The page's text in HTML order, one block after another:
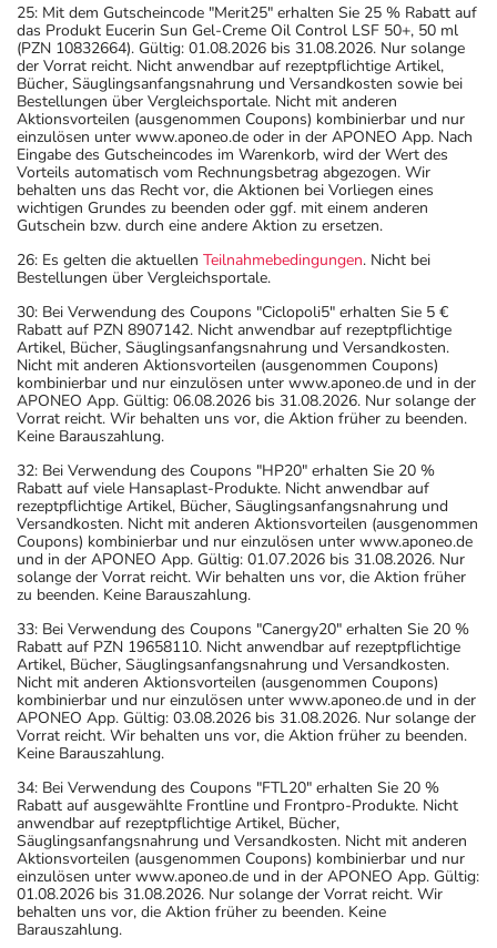
25: Mit dem Gutscheincode "Merit25" erhalten Sie 25 % Rabatt auf
das Produkt Eucerin Sun Gel-Creme Oil Control LSF 50+, 50 ml
(PZN 10832664). Gültig: 01.08.2026 bis 31.08.2026. Nur solange
der Vorrat reicht. Nicht anwendbar auf rezeptpflichtige Artikel,
Bücher, Säuglingsanfangsnahrung und Versandkosten sowie bei
Bestellungen über Vergleichsportale. Nicht mit anderen
Aktionsvorteilen (ausgenommen Coupons) kombinierbar und nur
einzulösen unter www.aponeo.de oder in der APONEO App. Nach
Eingabe des Gutscheincodes im Warenkorb, wird der Wert des
Vorteils automatisch vom Rechnungsbetrag abgezogen. Wir
behalten uns das Recht vor, die Aktionen bei Vorliegen eines
wichtigen Grundes zu beenden oder ggf. mit einem anderen
Gutschein bzw. durch eine andere Aktion zu ersetzen.
26: Es gelten die aktuellen Teilnahmebedingungen. Nicht bei
Bestellungen über Vergleichsportale.
30: Bei Verwendung des Coupons "Ciclopoli5" erhalten Sie 5 €
Rabatt auf PZN 8907142. Nicht anwendbar auf rezeptpflichtige
Artikel, Bücher, Säuglingsanfangsnahrung und Versandkosten.
Nicht mit anderen Aktionsvorteilen (ausgenommen Coupons)
kombinierbar und nur einzulösen unter www.aponeo.de und in der
APONEO App. Gültig: 06.08.2026 bis 31.08.2026. Nur solange der
Vorrat reicht. Wir behalten uns vor, die Aktion früher zu beenden.
Keine Barauszahlung.
32: Bei Verwendung des Coupons "HP20" erhalten Sie 20 %
Rabatt auf viele Hansaplast-Produkte. Nicht anwendbar auf
rezeptpflichtige Artikel, Bücher, Säuglingsanfangsnahrung und
Versandkosten. Nicht mit anderen Aktionsvorteilen (ausgenommen
Coupons) kombinierbar und nur einzulösen unter www.aponeo.de
und in der APONEO App. Gültig: 01.07.2026 bis 31.08.2026. Nur
solange der Vorrat reicht. Wir behalten uns vor, die Aktion früher
zu beenden. Keine Barauszahlung.
33: Bei Verwendung des Coupons "Canergy20" erhalten Sie 20 %
Rabatt auf PZN 19658110. Nicht anwendbar auf rezeptpflichtige
Artikel, Bücher, Säuglingsanfangsnahrung und Versandkosten.
Nicht mit anderen Aktionsvorteilen (ausgenommen Coupons)
kombinierbar und nur einzulösen unter www.aponeo.de und in der
APONEO App. Gültig: 03.08.2026 bis 31.08.2026. Nur solange der
Vorrat reicht. Wir behalten uns vor, die Aktion früher zu beenden.
Keine Barauszahlung.
34: Bei Verwendung des Coupons "FTL20" erhalten Sie 20 %
Rabatt auf ausgewählte Frontline und Frontpro-Produkte. Nicht
anwendbar auf rezeptpflichtige Artikel, Bücher,
Säuglingsanfangsnahrung und Versandkosten. Nicht mit anderen
Aktionsvorteilen (ausgenommen Coupons) kombinierbar und nur
einzulösen unter www.aponeo.de und in der APONEO App. Gültig:
01.08.2026 bis 31.08.2026. Nur solange der Vorrat reicht. Wir
behalten uns vor, die Aktion früher zu beenden. Keine
Barauszahlung.